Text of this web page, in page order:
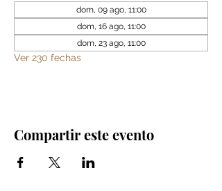
dom, 09 ago, 11:00
dom, 16 ago, 11:00
dom, 23 ago, 11:00
Ver 230 fechas
Compartir este evento